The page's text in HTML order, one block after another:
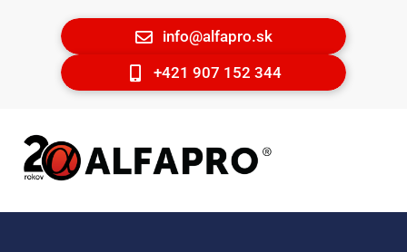
info@alfapro.sk
+421 907 152 344